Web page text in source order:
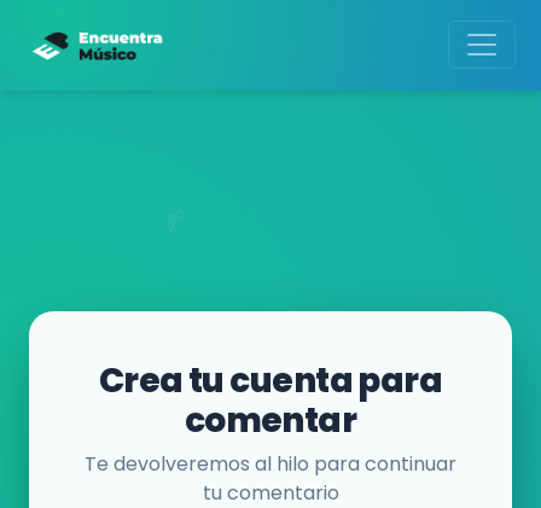
Crea tu cuenta para
comentar
Te devolveremos al hilo para continuar
tu comentario